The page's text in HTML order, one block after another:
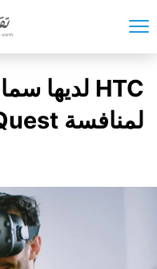
لمنافسة Meta Quest